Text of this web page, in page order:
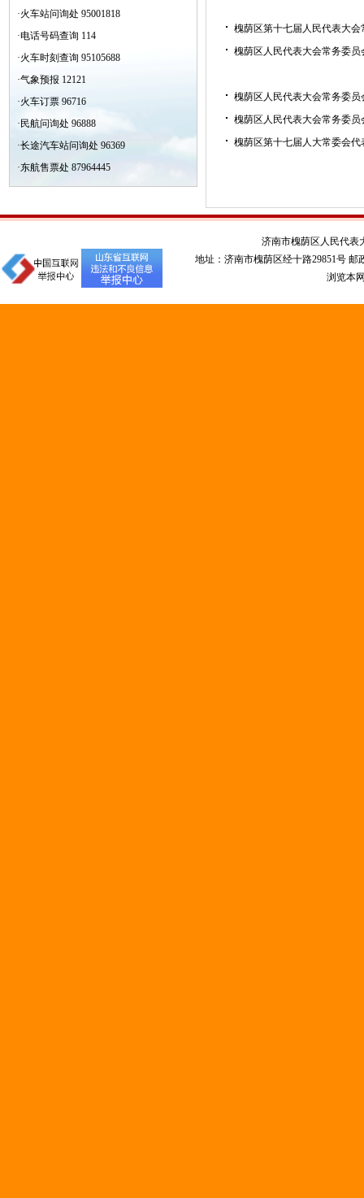
·火车站问询处 95001818
·电话号码查询 114
·火车时刻查询 95105688
·气象预报 12121
·火车订票 96716
·民航问询处 96888
·长途汽车站问询处 96369
·东航售票处 87964445
槐荫区第十七届人民代表大
槐荫区人民代表大会常务委
槐荫区人民代表大会常务委
槐荫区人民代表大会常务委
槐荫区第十七届人大常委会
济南市槐荫区人民代
地址：济南市槐荫区经十路29851号 邮
浏览本